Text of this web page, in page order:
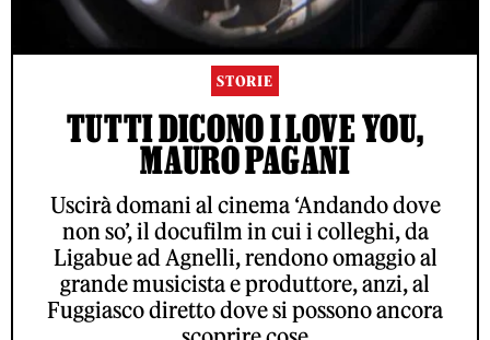
STORIE
TUTTI DICONO I LOVE YOU,
MAURO PAGANI
Uscirà domani al cinema ‘Andando dove
non so’, il docufilm in cui i colleghi, da
Ligabue ad Agnelli, rendono omaggio al
grande musicista e produttore, anzi, al
Fuggiasco diretto dove si possono ancora